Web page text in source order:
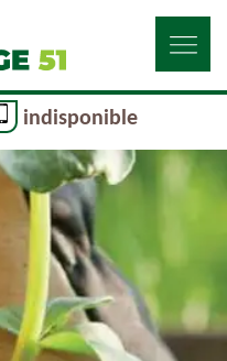
indisponible